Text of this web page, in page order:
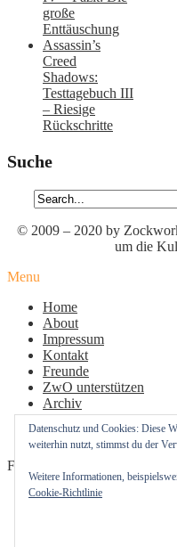
große
Enttäuschung
Assassin’s
Creed
Shadows:
Testtagebuch III
– Riesige
Rückschritte
Suche
© 2009 – 2020 by
um die
Menu
Home
About
Impressum
Kontakt
Freunde
ZwO unterstützen
Archiv
Datenschutz
Cookie-Richtlinie (EU)
Follow Us
ProfilProfilProfil
Datenschutz und Cookies: Diese
weiterhin nutzt, stimmst du der
Weitere Informationen,
Cookie-Richtlinie